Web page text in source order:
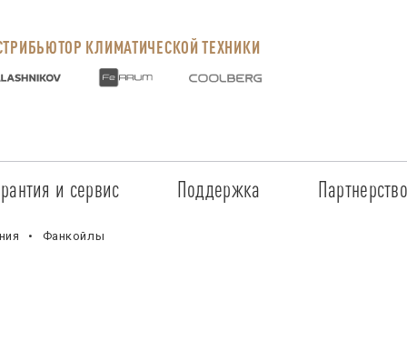
КЛИМАТИЧЕСКОЙ ТЕХНИКИ
и сервис
Сервисные центры
Поддержка Партнерство
Фанкойлы